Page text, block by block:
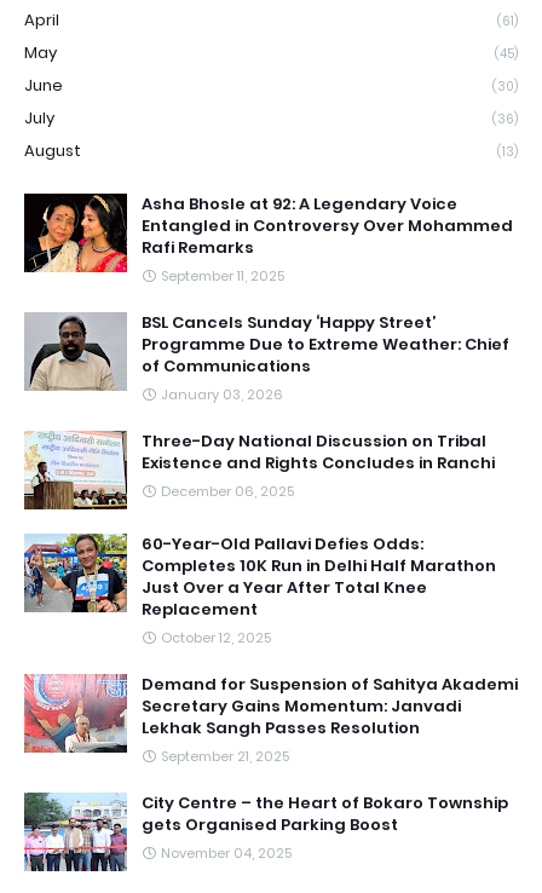
April (61)
May (45)
June (30)
July (36)
August (13)
Asha Bhosle at 92: A Legendary Voice
Entangled in Controversy Over Mohammed
Rafi Remarks
September 11, 2025
BSL Cancels Sunday ‘Happy Street’
Programme Due to Extreme Weather: Chief
of Communications
January 03, 2026
Three-Day National Discussion on Tribal
Existence and Rights Concludes in Ranchi
December 06, 2025
60-Year-Old Pallavi Defies Odds:
Completes 10K Run in Delhi Half Marathon
Just Over a Year After Total Knee
Replacement
October 12, 2025
Demand for Suspension of Sahitya Akademi
Secretary Gains Momentum: Janvadi
Lekhak Sangh Passes Resolution
September 21, 2025
City Centre – the Heart of Bokaro Township
gets Organised Parking Boost
November 04, 2025